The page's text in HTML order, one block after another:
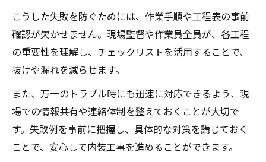
こうした失敗を防ぐためには、作業手順や工程表の事前
確認が欠かせません。現場監督や作業員全員が、各工程
の重要性を理解し、チェックリストを活用することで、
抜けや漏れを減らせます。
また、万一のトラブル時にも迅速に対応できるよう、現
場での情報共有や連絡体制を整えておくことが大切で
す。失敗例を事前に把握し、具体的な対策を講じておく
ことで、安心して内装工事を進めることができます。